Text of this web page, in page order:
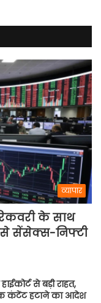
व्यापार
के साथ
सेंसेक्स-निफ्टी
से बड़ी राहत,
कंटेंट हटाने का आदेश